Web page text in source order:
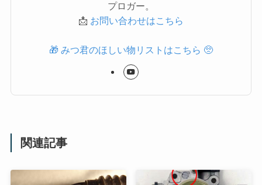
プロガー。
📩 お問い合わせはこちら
🎁 みつ君のほしい物リストはこちら 🥺
関連記事